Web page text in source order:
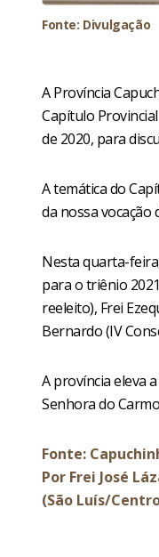
Fonte: Divulgação
A Província
Capítulo
de 2020, para
A temática do
da nossa vocação
Nesta quarta-
para o triênio
reeleito), Frei
Bernardo (IV
A província eleva
Senhora do
Fonte:
Por Frei José
(São Luís/